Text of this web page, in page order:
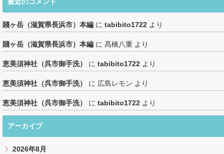
賤ヶ岳（滋賀県長浜市）本編 に tabibito1722 より
賤ヶ岳（滋賀県長浜市）本編 に 髙橋八重 より
恵美須神社（呉市御手洗） に tabibito1722 より
恵美須神社（呉市御手洗） に 広島レモン より
恵美須神社（呉市御手洗） に tabibito1722 より
アーカイブ
2026年8月